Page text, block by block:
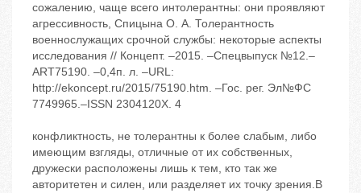
сожалению, чаще всего интолерантны: они проявляют
агрессивность, Спицына О. А. Толерантность
военнослужащих срочной службы: некоторые аспекты
исследования // Концепт. –2015. –Спецвыпуск №12.–
ART75190. –0,4п. л. –URL:
http://ekoncept.ru/2015/75190.htm. –Гос. рег. Эл№ФС
7749965.–ISSN 2304120X. 4
конфликтность, не толерантны к более слабым, либо
имеющим взгляды, отличные от их собственных,
дружески расположены лишь к тем, кто так же
авторитетен и силен, или разделяет их точку зрения.В